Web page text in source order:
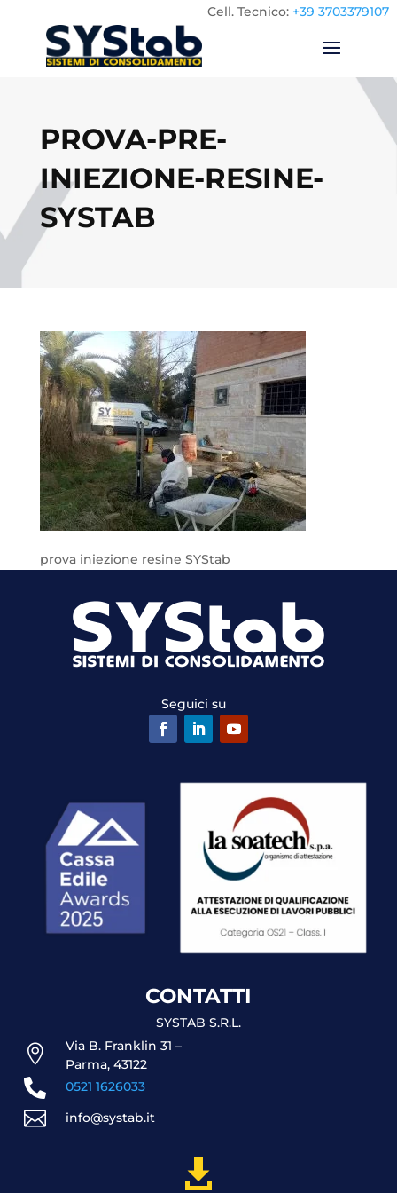
Cell. Tecnico: +39 3703379107
PROVA-PRE-
INIEZIONE-RESINE-
SYSTAB
prova iniezione resine SYStab
Seguici su
CONTATTI
SYSTAB S.R.L.

Via B. Franklin 31 –
Parma, 43122
 0521 1626033
 info@systab.it
